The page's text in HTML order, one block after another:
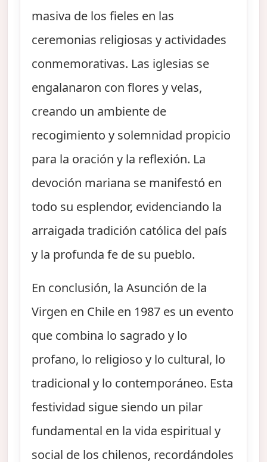
masiva de los fieles en las
ceremonias religiosas y actividades
conmemorativas. Las iglesias se
engalanaron con flores y velas,
creando un ambiente de
recogimiento y solemnidad propicio
para la oración y la reflexión. La
devoción mariana se manifestó en
todo su esplendor, evidenciando la
arraigada tradición católica del país
y la profunda fe de su pueblo.
En conclusión, la Asunción de la
Virgen en Chile en 1987 es un evento
que combina lo sagrado y lo
profano, lo religioso y lo cultural, lo
tradicional y lo contemporáneo. Esta
festividad sigue siendo un pilar
fundamental en la vida espiritual y
social de los chilenos, recordándoles